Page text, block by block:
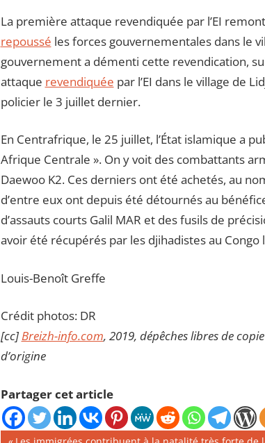
La première attaque revendiquée par l’EI
repoussé les forces gouvernementales dans le
gouvernement a démenti cette revendication,
attaque revendiquée par l’EI dans le village de
policier le 3 juillet dernier.
En Centrafrique, le 25 juillet, l’État islamique a
Afrique Centrale ». On y voit des combattants
Daewoo K2. Ces derniers ont été achetés, au
d’entre eux ont depuis été détournés au
d’assauts courts Galil MAR et des fusils de
avoir été récupérés par les djihadistes au Congo
Louis-Benoît Greffe
Crédit photos: DR
[cc]Breizh-info.com, 2019, dépêches libres de
d’origine
Partager cet article